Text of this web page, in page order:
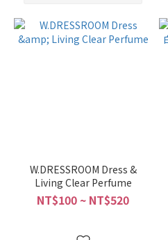
W.DRESSROOM Dress &
Living Clear Perfume
NT$100 ~ NT$520